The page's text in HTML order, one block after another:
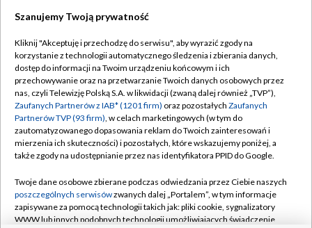
TVP
Abonament TVP
Emisja w TVP
Centrum informacji TVP
Naziemna Telewizja Cyfrowa
Rada Programowa
System NOS
Regulamin TVP
Polityka prywatności
Moje zgody
Pomoc
Kontakt
Szanujemy Twoją prywatność
Kliknij "Akceptuję i przechodzę do serwisu", aby wyrazić zgody na
korzystanie z technologii automatycznego śledzenia i zbierania danych,
dostęp do informacji na Twoim urządzeniu końcowym i ich
przechowywanie oraz na przetwarzanie Twoich danych osobowych przez
nas, czyli Telewizję Polską S.A. w likwidacji (zwaną dalej również „TVP”),
Zaufanych Partnerów z IAB* (1201 firm) oraz pozostałych Zaufanych
Partnerów TVP (93 firm), w celach marketingowych (w tym do
zautomatyzowanego dopasowania reklam do Twoich zainteresowań i
mierzenia ich skuteczności) i pozostałych, które wskazujemy poniżej, a
także zgody na udostępnianie przez nas identyfikatora PPID do Google.
Twoje dane osobowe zbierane podczas odwiedzania przez Ciebie naszych
poszczególnych serwisówzwanych dalej „Portalem”, w tym informacje
zapisywane za pomocą technologii takich jak: pliki cookie, sygnalizatory
WWW lub innych podobnych technologii umożliwiających świadczenie